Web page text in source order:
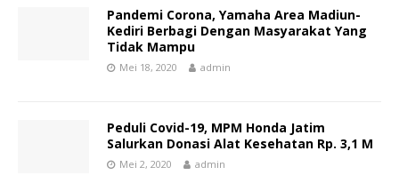
Pandemi Corona, Yamaha Area Madiun-
Kediri Berbagi Dengan Masyarakat Yang
Tidak Mampu
Mei 18, 2020 admin
Peduli Covid-19, MPM Honda Jatim
Salurkan Donasi Alat Kesehatan Rp. 3,1 M
Mei 2, 2020 admin